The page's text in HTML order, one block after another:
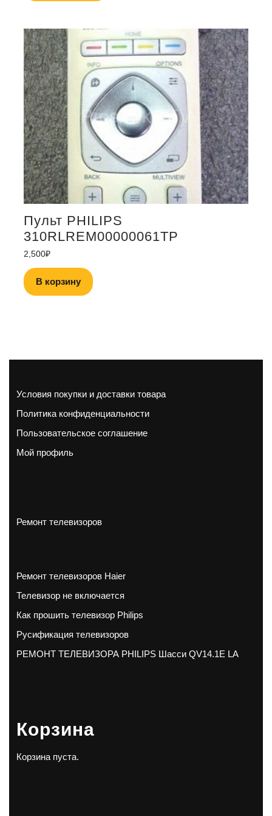
Пульт PHILIPS
310RLREM00000061TP
2,500₽
В корзину
Условия покупки и доставки товара
Политика конфиденциальности
Пользовательское соглашение
Мой профиль
Ремонт телевизоров
Ремонт телевизоров Haier
Телевизор не включается
Как прошить телевизор Philips
Русификация телевизоров
РЕМОНТ ТЕЛЕВИЗОРА PHILIPS Шасси QV14.1E LA
Корзина
Корзина пуста.